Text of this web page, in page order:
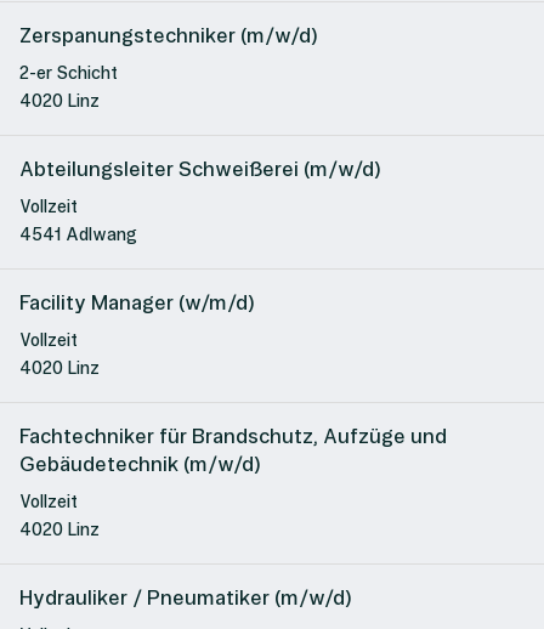
Zerspanungstechniker (m/w/d)
2-er Schicht
4020 Linz
Abteilungsleiter Schweißerei (m/w/d)
Vollzeit
4541 Adlwang
Facility Manager (w/m/d)
Vollzeit
4020 Linz
Fachtechniker für Brandschutz, Aufzüge und
Gebäudetechnik (m/w/d)
Vollzeit
4020 Linz
Hydrauliker / Pneumatiker (m/w/d)